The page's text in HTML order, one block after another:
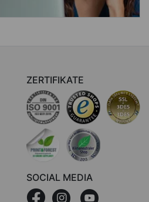
ZERTIFIKATE
SOCIAL MEDIA